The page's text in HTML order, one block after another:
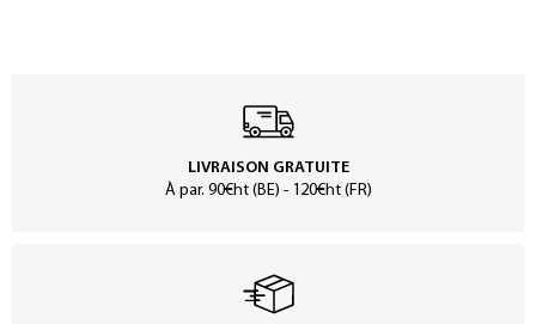
LIVRAISON GRATUITE
À par. 90€ht (BE) - 120€ht (FR)